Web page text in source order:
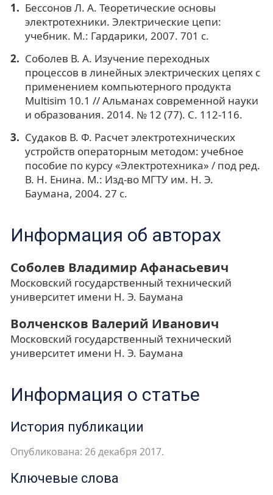
Бессонов Л. А. Теоретические основы
электротехники. Электрические цепи:
учебник. М.: Гардарики, 2007. 701 с.
Соболев В. А. Изучение переходных
процессов в линейных электрических цепях с
применением компьютерного продукта
Multisim 10.1 // Альманах современной науки
и образования. 2014. № 12 (77). С. 112-116.
Судаков В. Ф. Расчет электротехнических
устройств операторным методом: учебное
пособие по курсу «Электротехника» / под ред.
В. Н. Енина. М.: Изд-во МГТУ им. Н. Э.
Баумана, 2004. 27 с.
Информация об авторах
Соболев Владимир Афанасьевич
Московский государственный технический
университет имени Н. Э. Баумана
Волченсков Валерий Иванович
Московский государственный технический
университет имени Н. Э. Баумана
Информация о статье
История публикации
Опубликована: 26 декабря 2017.
Ключевые слова